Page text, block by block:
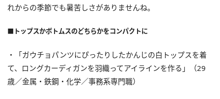
れからの季節でも暑苦しさがありませんね。
■トップスかボトムスのどちらかをコンパクトに
・「ガウチョパンツにぴったりしたかんじの白トップスを着
て、ロングカーディガンを羽織ってアイラインを作る」（29
歳／金属・鉄鋼・化学／事務系専門職）